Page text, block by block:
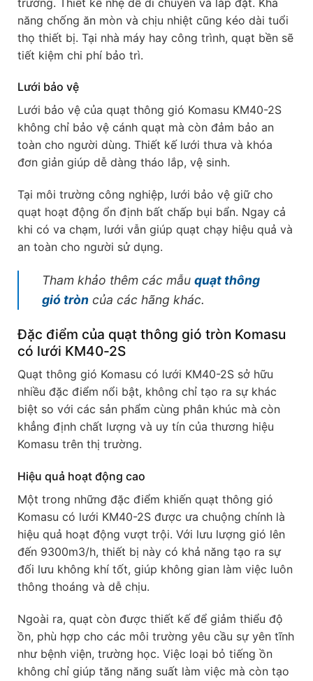
năng chống ăn mòn và chịu nhiệt cũng kéo dài tuổi
thọ thiết bị. Tại nhà máy hay công trình, quạt bền sẽ
tiết kiệm chi phí bảo trì.
Lưới bảo vệ
Lưới bảo vệ của quạt thông gió Komasu KM40-2S
không chỉ bảo vệ cánh quạt mà còn đảm bảo an
toàn cho người dùng. Thiết kế lưới thưa và khóa
đơn giản giúp dễ dàng tháo lắp, vệ sinh.
Tại môi trường công nghiệp, lưới bảo vệ giữ cho
quạt hoạt động ổn định bất chấp bụi bẩn. Ngay cả
khi có va chạm, lưới vẫn giúp quạt chạy hiệu quả và
an toàn cho người sử dụng.
Tham khảo thêm các mẫu quạt thông
gió tròn của các hãng khác.
Đặc điểm của quạt thông gió tròn Komasu
có lưới KM40-2S
Quạt thông gió Komasu có lưới KM40-2S sở hữu
nhiều đặc điểm nổi bật, không chỉ tạo ra sự khác
biệt so với các sản phẩm cùng phân khúc mà còn
khẳng định chất lượng và uy tín của thương hiệu
Komasu trên thị trường.
Hiệu quả hoạt động cao
Một trong những đặc điểm khiến quạt thông gió
Komasu có lưới KM40-2S được ưa chuộng chính là
hiệu quả hoạt động vượt trội. Với lưu lượng gió lên
đến 9300m3/h, thiết bị này có khả năng tạo ra sự
đối lưu không khí tốt, giúp không gian làm việc luôn
thông thoáng và dễ chịu.
Ngoài ra, quạt còn được thiết kế để giảm thiểu độ
ồn, phù hợp cho các môi trường yêu cầu sự yên tĩnh
như bệnh viện, trường học. Việc loại bỏ tiếng ồn
không chỉ giúp tăng năng suất làm việc mà còn tạo